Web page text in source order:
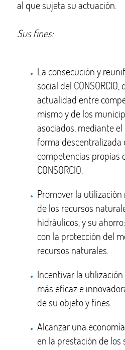
al que sujeta su actuación.
Sus fines:
La consecución y
social del
actualidad entre
mismo y de los
asociados, mediante
forma descentralizada
competencias propias
CONSORCIO.
Promover la
de los recursos
hidráulicos, y su
con la protección del
recursos naturales.
Incentivar la
más eficaz e
de su objeto y fines.
Alcanzar una
en la prestación de los